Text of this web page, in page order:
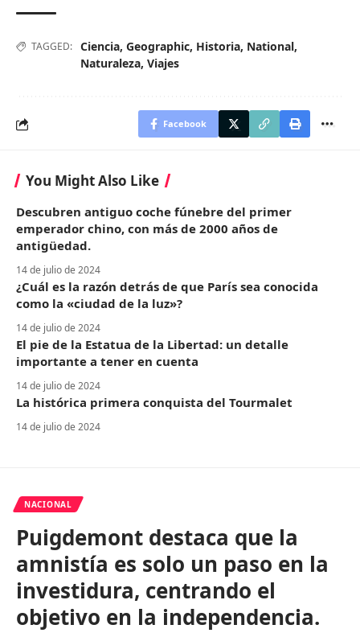
TAGGED: Ciencia, Geographic, Historia, National,
Naturaleza, Viajes
Facebook
You Might Also Like
Descubren antiguo coche fúnebre del primer
emperador chino, con más de 2000 años de
antigüedad.
14 de julio de 2024
¿Cuál es la razón detrás de que París sea conocida
como la «ciudad de la luz»?
14 de julio de 2024
El pie de la Estatua de la Libertad: un detalle
importante a tener en cuenta
14 de julio de 2024
La histórica primera conquista del Tourmalet
14 de julio de 2024
NACIONAL
Puigdemont destaca que la
amnistía es solo un paso en la
investidura, centrando el
objetivo en la independencia.